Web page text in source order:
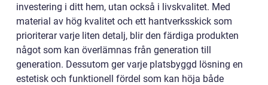
investering i ditt hem, utan också i livskvalitet. Med
material av hög kvalitet och ett hantverksskick som
prioriterar varje liten detalj, blir den färdiga produkten
något som kan överlämnas från generation till
generation. Dessutom ger varje platsbyggd lösning en
estetisk och funktionell fördel som kan höja både